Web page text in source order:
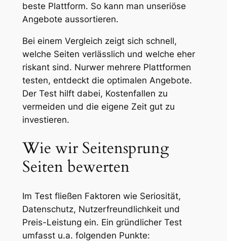
beste Plattform. So kann man unseriöse
Angebote aussortieren.
Bei einem Vergleich zeigt sich schnell,
welche Seiten verlässlich und welche eher
riskant sind. Nurwer mehrere Plattformen
testen, entdeckt die optimalen Angebote.
Der Test hilft dabei, Kostenfallen zu
vermeiden und die eigene Zeit gut zu
investieren.
Wie wir Seitensprung
Seiten bewerten
Im Test fließen Faktoren wie Seriosität,
Datenschutz, Nutzerfreundlichkeit und
Preis-Leistung ein. Ein gründlicher Test
umfasst u.a. folgenden Punkte: